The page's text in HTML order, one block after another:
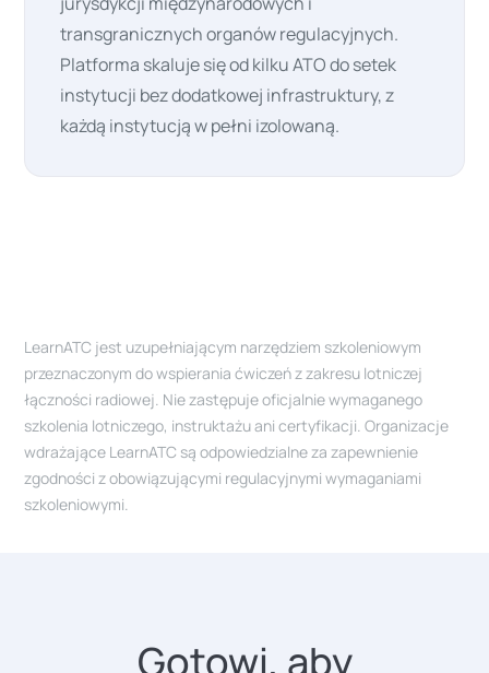
transgranicznych organów regulacyjnych.
Platforma skaluje się od kilku ATO do setek
instytucji bez dodatkowej infrastruktury, z
każdą instytucją w pełni izolowaną.
LearnATC jest uzupełniającym narzędziem szkoleniowym
przeznaczonym do wspierania ćwiczeń z zakresu lotniczej
łączności radiowej. Nie zastępuje oficjalnie wymaganego
szkolenia lotniczego, instruktażu ani certyfikacji. Organizacje
wdrażające LearnATC są odpowiedzialne za zapewnienie
zgodności z obowiązującymi regulacyjnymi wymaganiami
szkoleniowymi.
Gotowi, aby